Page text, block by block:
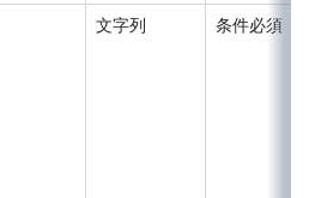
文字列 条件必須